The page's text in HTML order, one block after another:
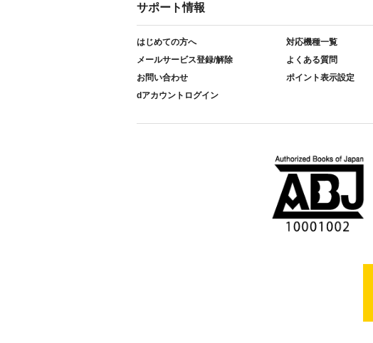
サポート情報
はじめての方へ
対応機種一覧
メールサービス登録/解除
よくある質問
お問い合わせ
ポイント表示設定
dアカウントログイン